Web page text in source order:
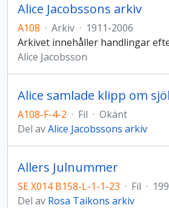
Alice Jacobssons arkiv
A108 · Arkiv · 1911-2006
Arkivet innehåller handlingar
Alice Jacobsson
A108-F-4-2 · Fil · Okänt
Del avAlice Jacobssons arkiv
Allers Julnummer
SE X014 B158-L-1-1-23 · Fil ·
Del av Rosa Taikons arkiv